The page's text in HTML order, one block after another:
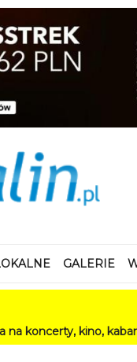
GALERIE
kino, kabarety i